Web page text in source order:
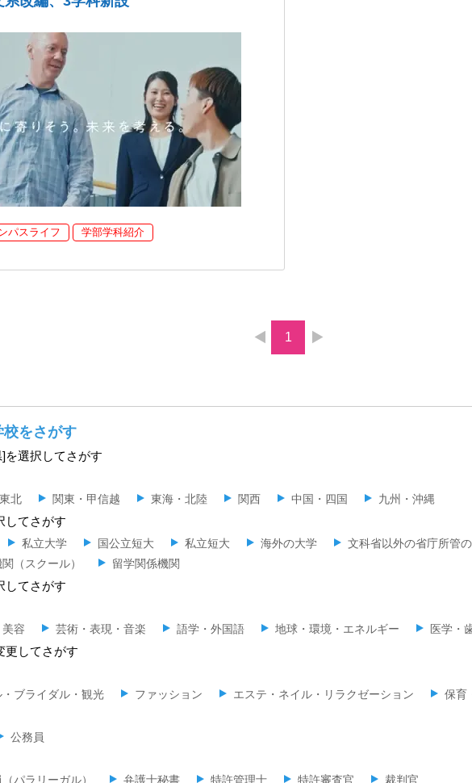
パスライフ 学部学科紹介
1
をさがす
を選択してさがす
東北 関東・甲信越 東海・北陸 関西 中国・四国 九州・沖縄
してさがす
私立大学 国公立短大 私立短大 海外の大学 文科省以外の省庁所管
（スクール）
留学関係機関
してさがす
容 芸術・表現・音楽 語学・外国語 地球・環境・エネルギー 医学・
更してさがす
ブライダル・観光 ファッション エステ・ネイル・リラクゼーション 保育
公務員
パラリーガル） 弁護士秘書 特許管理士 特許審査官 裁判官